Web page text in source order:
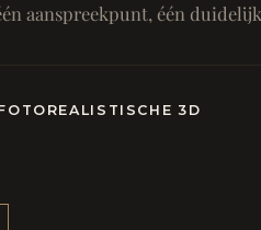
aanspreekpunt, één
3D